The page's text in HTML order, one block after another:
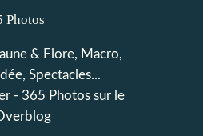
& Flore, Macro,
Spectacles...
- 365 Photos sur le